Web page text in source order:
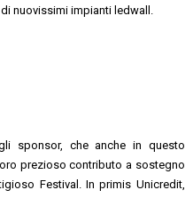
nuovissimi impianti ledwall.
sponsor, che anche in questo
prezioso contributo a sostegno
Festival. In primis Unicredit,